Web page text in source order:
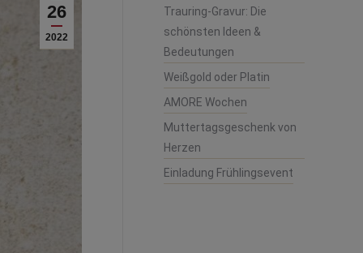
26
2022
Trauring-Gravur: Die
schönsten Ideen &
Bedeutungen
Weißgold oder Platin
AMORE Wochen
Muttertagsgeschenk von
Herzen
Einladung Frühlingsevent